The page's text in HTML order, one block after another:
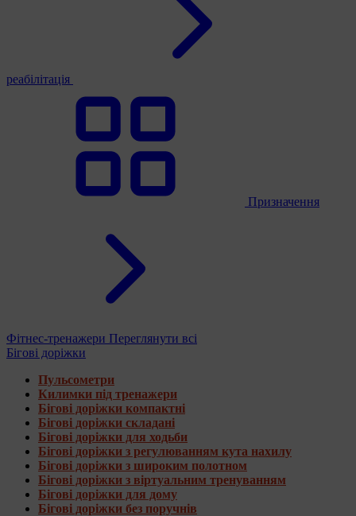
реабілітація
Призначення
Фітнес-тренажери Переглянути всі
Бігові доріжки
Пульсометри
Килимки під тренажери
Бігові доріжки компактні
Бігові доріжки складані
Бігові доріжки для ходьби
Бігові доріжки з регулюванням кута нахилу
Бігові доріжки з широким полотном
Бігові доріжки з віртуальним тренуванням
Бігові доріжки для дому
Бігові доріжки без поручнів